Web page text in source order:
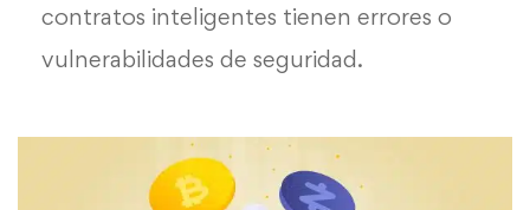
contratos inteligentes tienen errores o
vulnerabilidades de seguridad.